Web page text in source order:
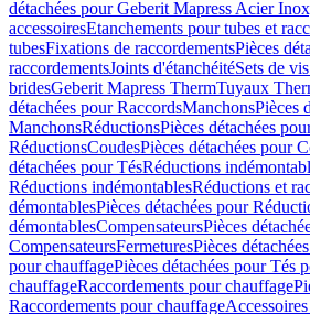
détachées pour Geberit Mapress Acier
accessoiresEtanchements pour tubes et
tubesFixations de raccordementsPièces
raccordementsJoints d'étanchéitéSets de
bridesGeberit Mapress ThermTuyaux
détachées pour RaccordsManchonsPièces
ManchonsRéductionsPièces détachées
RéductionsCoudesPièces détachées pour
détachées pour TésRéductions
Réductions indémontablesRéductions et
démontablesPièces détachées pour
démontablesCompensateursPièces
CompensateursFermeturesPièces
pour chauffagePièces détachées pour Tés
chauffageRaccordements pour chauffage
Raccordements pour chauffage